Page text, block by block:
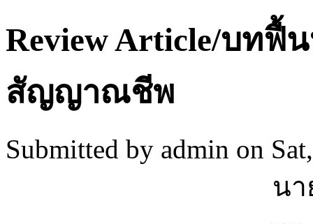
Review Article/บทฟื้
สัญญาณชีพ
Submitted by admin on
น